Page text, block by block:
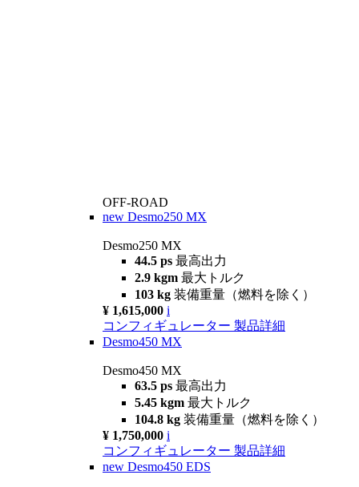
OFF-ROAD
new Desmo250 MX
Desmo250 MX
44.5 ps 最高出力
2.9 kgm 最大トルク
103 kg 装備重量（燃料を除く）
¥ 1,615,000 i
コンフィギュレーター 製品詳細
Desmo450 MX
Desmo450 MX
63.5 ps 最高出力
5.45 kgm 最大トルク
104.8 kg 装備重量（燃料を除く）
¥ 1,750,000 i
コンフィギュレーター 製品詳細
new Desmo450 EDS